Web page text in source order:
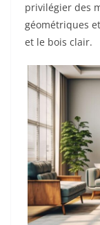
privilégier des
géométriques
et le bois clair.